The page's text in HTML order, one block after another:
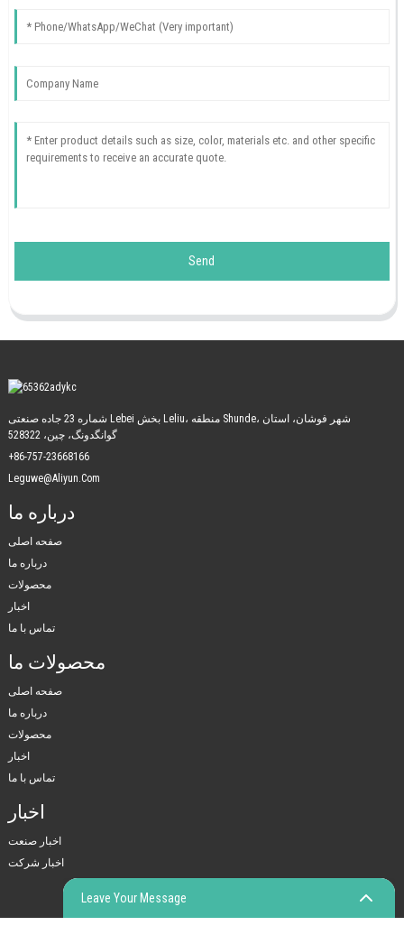
Send
شماره 23 جاده صنعتی Lebei بخش Leliu، منطقه Shunde، شهر فوشان، استان
گوانگدونگ، چین، 528322
+86-757-23668166
Leguwe@aliyun.com
درباره ما
صفحه اصلی
درباره ما
محصولات
اخبار
تماس با ما
محصولات ما
صفحه اصلی
درباره ما
محصولات
اخبار
تماس با ما
اخبار
اخبار صنعت
اخبار شرکت
Leave Your Message